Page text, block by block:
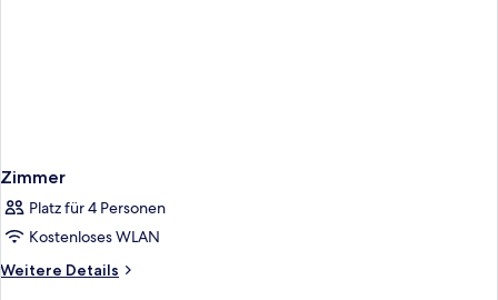
Zimmer
Platz für 4 Personen
Kostenloses WLAN
Weitere Details
Weitere